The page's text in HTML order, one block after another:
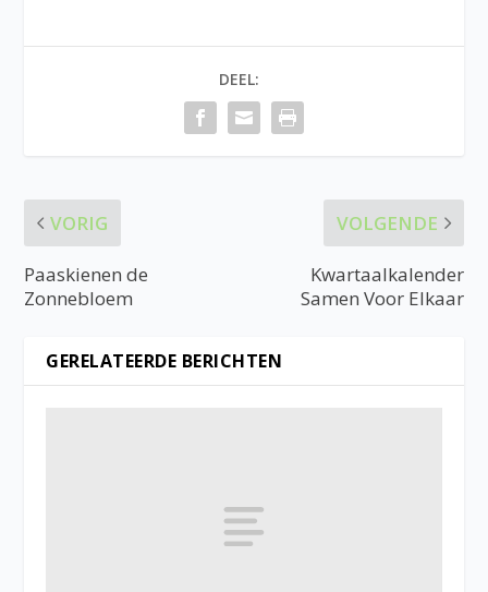
DEEL:
VORIG
Paaskienen de
Zonnebloem
VOLGENDE
Kwartaalkalender
Samen Voor Elkaar
GERELATEERDE BERICHTEN